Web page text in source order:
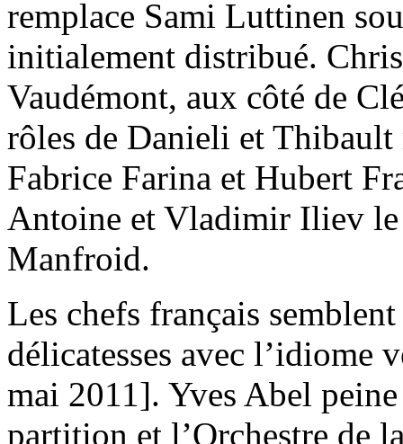
remplace Sami Luttinen
initialement distribué.
Vaudémont, aux côté de
rôles de Danieli et Thibault
Fabrice Farina et Hubert
Antoine et Vladimir Iliev le
Manfroid.
Les chefs français
délicatesses avec l’idiome
mai 2011]. Yves Abel
partition et l’Orchestre de